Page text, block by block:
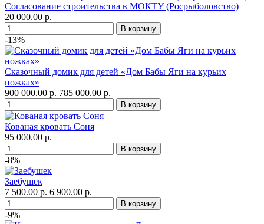
Согласование строительства в МОКТУ (Росрыболовство)
20 000.00 р.
-13%
Сказочный домик для детей «Дом Бабы Яги на курьих
ножках»
900 000.00 р. 785 000.00 р.
Кованая кровать Соня
95 000.00 р.
-8%
Заебушек
7 500.00 р. 6 900.00 р.
-9%